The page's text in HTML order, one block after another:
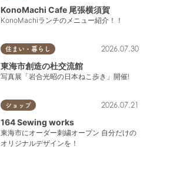
KonoMachi Cafe 尾張横須賀
KonoMachiランチのメニュー紹介！！
住まい・暮らし 2026.07.30
東海市創造の杜交流館
写真展「岩合光昭の日本ねこ歩き」開催!
ショップ 2026.07.21
164 Sewing works
東海市にオーダー刺繍オープン 自分だけの
オリジナルデザインを！